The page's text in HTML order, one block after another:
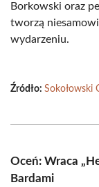
Borkowski oraz
tworzą
wydarzeniu.
Źródło: Sokołowski
Oceń: Wraca
Bardami